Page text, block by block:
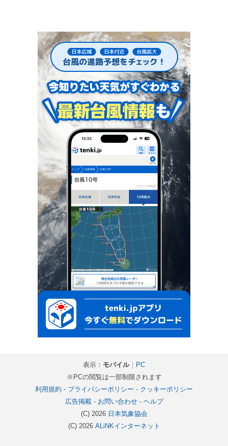
表示： モバイル｜ PC
※PCの閲覧は一部制限されます
利用規約 - プライバシーポリシー - クッキーポリシー
広告掲載- お問い合わせ- ヘルプ
(C) 2026 日本気象協会
(C) 2026 ALiNKインターネット